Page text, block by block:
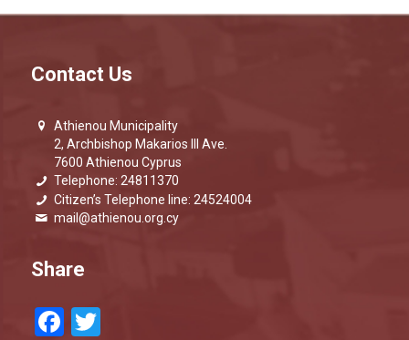
Contact Us
Athienou Municipality
2, Archbishop Makarios III Ave.
7600 Athienou Cyprus
Telephone: 24811370
Citizen’s Telephone line: 24524004
mail@athienou.org.cy
Share
Facebook
Twitter